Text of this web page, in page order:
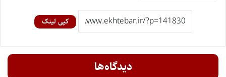
کپی لینک
دیدگاه‌ها